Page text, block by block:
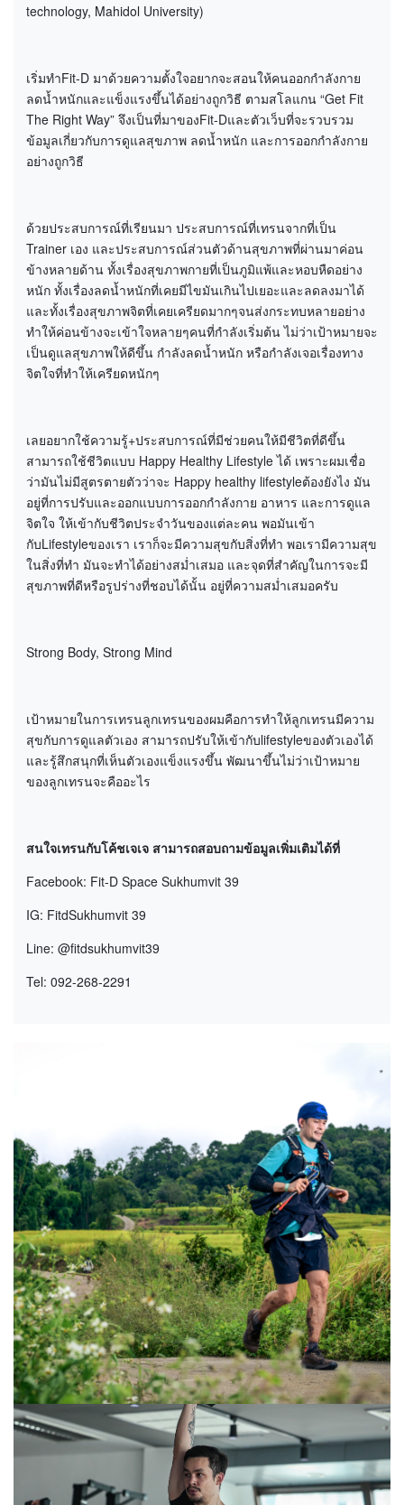
technology, Mahidol University)
เริ่มทำFit-D มาด้วยความตั้งใจอยากจะสอนให้คนออกกำลังกาย
ลดน้ำหนักและแข็งแรงขึ้นได้อย่างถูกวิธี ตามสโลแกน “Get Fit
The Right Way” จึงเป็นที่มาของFit-Dและตัวเว็บที่จะรวบรวม
ข้อมูลเกี่ยวกับการดูแลสุขภาพ ลดน้ำหนัก และการออกกำลังกาย
อย่างถูกวิธี
ด้วยประสบการณ์ที่เรียนมา ประสบการณ์ที่เทรนจากที่เป็น
Trainer เอง และประสบการณ์ส่วนตัวด้านสุขภาพที่ผ่านมาค่อน
ข้างหลายด้าน ทั้งเรื่องสุขภาพกายที่เป็นภูมิแพ้และหอบหืดอย่าง
หนัก ทั้งเรื่องลดน้ำหนักที่เคยมีไขมันเกินไปเยอะและลดลงมาได้
และทั้งเรื่องสุขภาพจิตที่เคยเครียดมากๆจนส่งกระทบหลายอย่าง
ทำให้ค่อนข้างจะเข้าใจหลายๆคนที่กำลังเริ่มต้น ไม่ว่าเป้าหมายจะ
เป็นดูแลสุขภาพให้ดีขึ้น กำลังลดน้ำหนัก หรือกำลังเจอเรื่องทาง
จิตใจที่ทำให้เครียดหนักๆ
เลยอยากใช้ความรู้+ประสบการณ์ที่มีช่วยคนให้มีชีวิตที่ดีขึ้น
สามารถใช้ชีวิตแบบ Happy Healthy Lifestyle ได้ เพราะผมเชื่อ
ว่ามันไม่มีสูตรตายตัวว่าจะ Happy healthy lifestyleต้องยังไง มัน
อยู่ที่การปรับและออกแบบการออกกำลังกาย อาหาร และการดูแล
จิตใจ ให้เข้ากับชีวิตประจำวันของแต่ละคน พอมันเข้า
กับLifestyleของเรา เราก็จะมีความสุขกับสิ่งที่ทำ พอเรามีความสุข
ในสิ่งที่ทำ มันจะทำได้อย่างสม่ำเสมอ และจุดที่สำคัญในการจะมี
สุขภาพที่ดีหรือรูปร่างที่ชอบได้นั้น อยู่ที่ความสม่ำเสมอครับ
Strong Body, Strong Mind
เป้าหมายในการเทรนลูกเทรนของผมคือการทำให้ลูกเทรนมีความ
สุขกับการดูแลตัวเอง สามารถปรับให้เข้ากับlifestyleของตัวเองได้
และรู้สึกสนุกที่เห็นตัวเองแข็งแรงขึ้น พัฒนาขึ้นไม่ว่าเป้าหมาย
ของลูกเทรนจะคืออะไร
สนใจเทรนกับโค้ชเจเจ สามารถสอบถามข้อมูลเพิ่มเติมได้ที่
Facebook: Fit-D Space Sukhumvit 39
IG: FitdSukhumvit 39
Line: @fitdsukhumvit39
Tel: 092-268-2291